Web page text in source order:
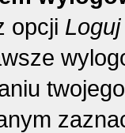
opcji